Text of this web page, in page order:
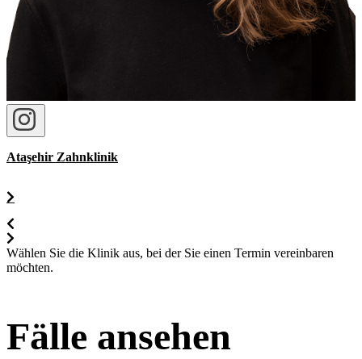
Ataşehir Zahnklinik
Wählen Sie die Klinik aus, bei der Sie einen Termin vereinbaren
möchten.
Fälle ansehen